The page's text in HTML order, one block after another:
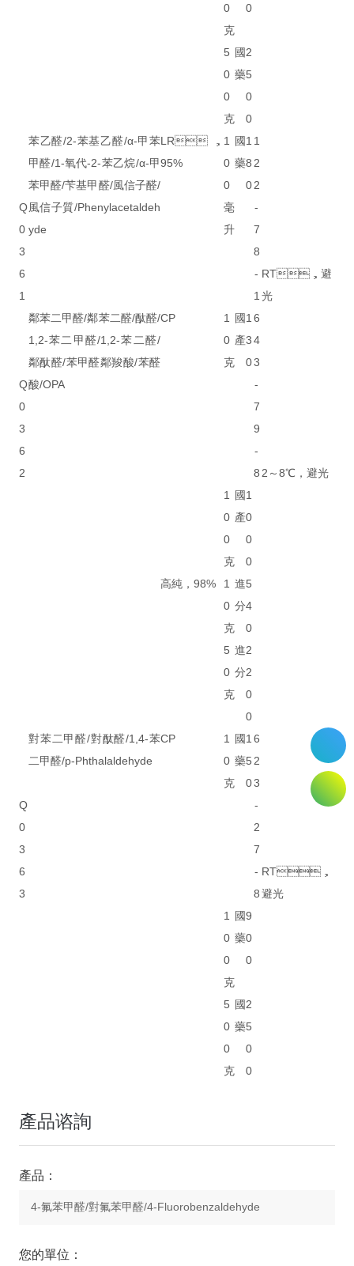
0
克
0
5
0
0
克
國
藥
2
5
0
0
Q
0
3
6
1
苯乙醛/2-苯基乙醛/α-甲苯
甲醛/1-氧代-2-苯乙烷/α-甲
苯甲醛/苄基甲醛/風信子醛/
風信子質/Phenylacetaldeh
yde
LR，
95%
1
0
0
毫
升
國
藥
1
8
0
1
2
2
-
7
8
-
1
RT，避
光
Q
0
3
6
2
鄰苯二甲醛/鄰苯二醛/酞醛/
1,2-苯二甲醛/1,2-苯二醛/
鄰酞醛/苯甲醛鄰羧酸/苯醛
酸/OPA
CP
1
0
克
國
產
1
3
0
6
4
3
-
7
9
-
8 2～8℃，避光
1
0
0
克
國
產
1
0
0
0
高純，98%
1
0
克
進
分
5
4
0
5
0
克
進
分
2
2
0
0
Q
0
3
6
3
對苯二甲醛/對酞醛/1,4-苯
二甲醛/p-Phthalaldehyde
CP
1
0
克
國
藥
1
5
0
6
2
3
-
2
7
-
8
RT，
避光
1
0
0
克
國
藥
9
0
0
5
0
0
克
國
藥
2
5
0
0
產品谘詢
產品：
您的單位：